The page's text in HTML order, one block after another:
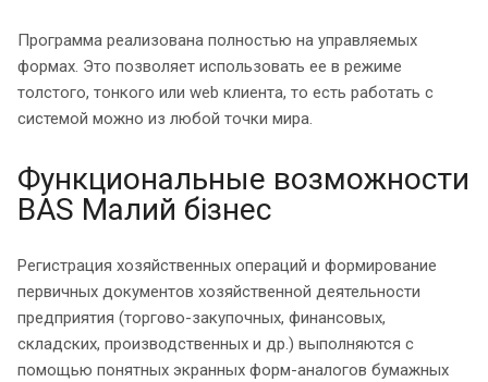
Программа реализована полностью на управляемых
формах. Это позволяет использовать ее в режиме
толстого, тонкого или web клиента, то есть работать с
системой можно из любой точки мира.
Функциональные возможности
BAS Малий бізнес
Регистрация хозяйственных операций и формирование
первичных документов хозяйственной деятельности
предприятия (торгово-закупочных, финансовых,
складских, производственных и др.) выполняются с
помощью понятных экранных форм-аналогов бумажных